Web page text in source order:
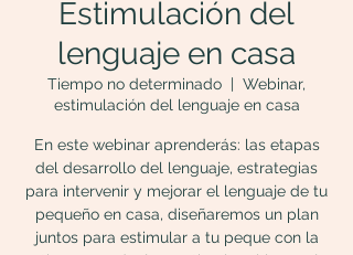
Estimulación del
lenguaje en casa
Tiempo no determinado
  |
Webinar,
estimulación del lenguaje en casa
En este webinar aprenderás: las etapas
del desarrollo del lenguaje, estrategias
para intervenir y mejorar el lenguaje de tu
pequeño en casa, diseñaremos un plan
juntos para estimular a tu peque con la